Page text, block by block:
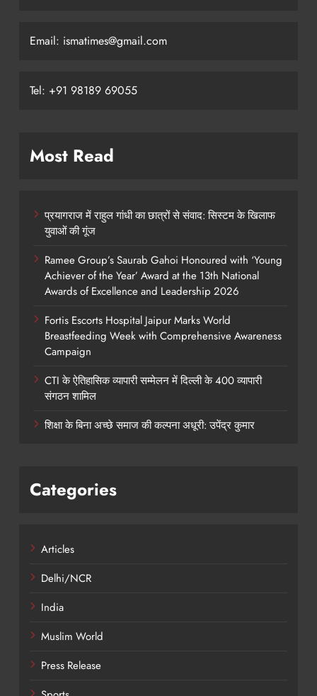
Email: ismatimes@gmail.com
Tel: +91 98189 69055
Most Read
प्रयागराज में राहुल गांधी का छात्रों से संवाद: सिस्टम के खिलाफ
युवाओं की गूंज
Ramee Group’s Saurab Gahoi Honoured with ‘Young
Achiever of the Year’ Award at the 13th National
Awards of Excellence and Leadership 2026
Fortis Escorts Hospital Jaipur Marks World
Breastfeeding Week with Comprehensive Awareness
Campaign
CTI के ऐतिहासिक व्यापारी सम्मेलन में दिल्ली के 400 व्यापारी
संगठन शामिल
शिक्षा के बिना अच्छे समाज की कल्पना अधूरी: उपेंद्र कुमार
Categories
Articles
Delhi/NCR
India
Muslim World
Press Release